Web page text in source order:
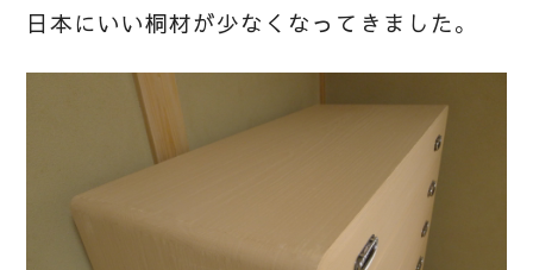
日本にいい桐材が少なくなってきました。